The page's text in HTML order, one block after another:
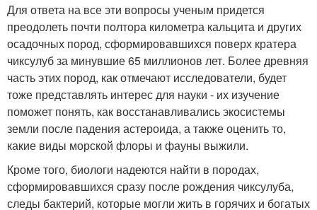
Для ответа на все эти вопросы ученым придется
преодолеть почти полтора километра кальцита и других
осадочных пород, сформировавшихся поверх кратера
чиксулуб за минувшие 65 миллионов лет. Более древняя
часть этих пород, как отмечают исследователи, будет
тоже представлять интерес для науки - их изучение
поможет понять, как восстанавливались экосистемы
земли после падения астероида, а также оценить то,
какие виды морской флоры и фауны выжили.
Кроме того, биологи надеются найти в породах,
сформировавшихся сразу после рождения чиксулуба,
следы бактерий, которые могли жить в горячих и богатых